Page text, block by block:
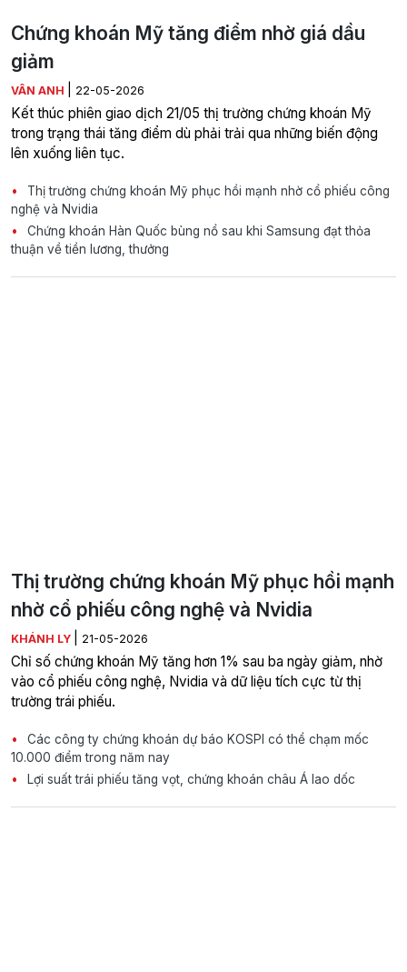
Chứng khoán Mỹ tăng điểm nhờ giá dầu
giảm
VÂN ANH 22-05-2026
Kết thúc phiên giao dịch 21/05 thị trường chứng khoán Mỹ
trong trạng thái tăng điểm dù phải trải qua những biến động
lên xuống liên tục.
Thị trường chứng khoán Mỹ phục hồi mạnh nhờ cổ phiếu công
nghệ và Nvidia
Chứng khoán Hàn Quốc bùng nổ sau khi Samsung đạt thỏa
thuận về tiền lương, thưởng
Thị trường chứng khoán Mỹ phục hồi mạnh
nhờ cổ phiếu công nghệ và Nvidia
KHÁNH LY 21-05-2026
Chỉ số chứng khoán Mỹ tăng hơn 1% sau ba ngày giảm, nhờ
vào cổ phiếu công nghệ, Nvidia và dữ liệu tích cực từ thị
trường trái phiếu.
Các công ty chứng khoán dự báo KOSPI có thể chạm mốc
10.000 điểm trong năm nay
Lợi suất trái phiếu tăng vọt, chứng khoán châu Á lao dốc